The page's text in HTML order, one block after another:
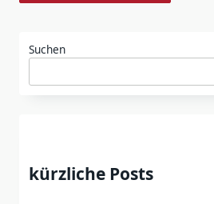
Suchen
kürzliche Posts